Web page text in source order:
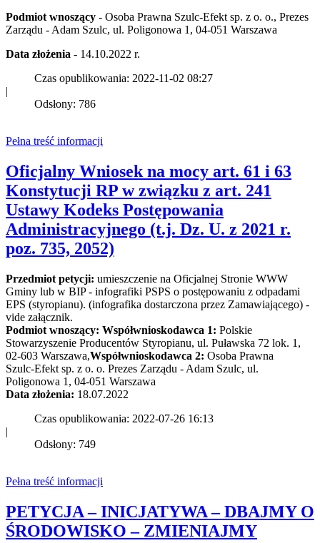
Podmiot wnoszący - Osoba Prawna Szulc-Efekt sp. z o. o., Prezes
Zarządu - Adam Szulc, ul. Poligonowa 1, 04-051 Warszawa
Data złożenia - 14.10.2022 r.
Czas opublikowania: 2022-11-02 08:27
|
Odsłony: 786
Pełna treść informacji
Oficjalny Wniosek na mocy art. 61 i 63
Konstytucji RP w związku z art. 241
Ustawy Kodeks Postępowania
Administracyjnego (t.j. Dz. U. z 2021 r.
poz. 735, 2052)
Przedmiot petycji: umieszczenie na Oficjalnej Stronie WWW
Gminy lub w BIP - infografiki PSPS o postępowaniu z odpadami
EPS (styropianu). (infografika dostarczona przez Zamawiającego) -
vide załącznik.
Podmiot wnoszący: Współwnioskodawca 1: Polskie
Stowarzyszenie Producentów Styropianu, ul. Puławska 72 lok. 1,
02-603 Warszawa,Współwnioskodawca 2: Osoba Prawna
Szulc-Efekt sp. z o. o. Prezes Zarządu - Adam Szulc, ul.
Poligonowa 1, 04-051 Warszawa
Data złożenia: 18.07.2022
Czas opublikowania: 2022-07-26 16:13
|
Odsłony: 749
Pełna treść informacji
PETYCJA – INICJATYWA – DBAJMY O
ŚRODOWISKO – ZMIENIAJMY